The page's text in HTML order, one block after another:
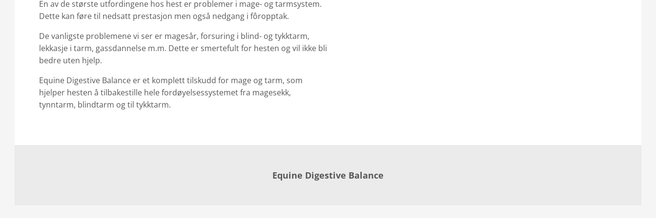
En av de største utfordingene hos hest er problemer i mage- og tarmsystem.
Dette kan føre til nedsatt prestasjon men også nedgang i fôropptak.
De vanligste problemene vi ser er magesår, forsuring i blind- og tykktarm,
lekkasje i tarm, gassdannelse m.m. Dette er smertefult for hesten og vil ikke bli
bedre uten hjelp.
Equine Digestive Balance er et komplett tilskudd for mage og tarm, som
hjelper hesten å tilbakestille hele fordøyelsessystemet fra magesekk,
tynntarm, blindtarm og til tykktarm.
Equine Digestive Balance